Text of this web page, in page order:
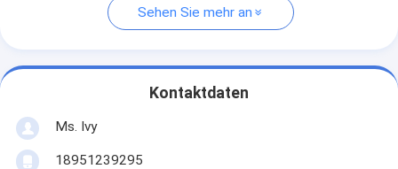
Sehen Sie mehr an
Kontaktdaten
Ms. Ivy
18951239295